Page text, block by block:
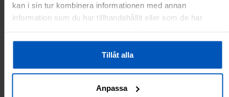
kan i sin tur kombinera informationen med annan
information som du har tillhandahållit eller som de har
Tillåt alla
Anpassa
Rapportera som olämplig
On ollut toimiva ja noin puolivuotta kestää suodatin ja kannattaa